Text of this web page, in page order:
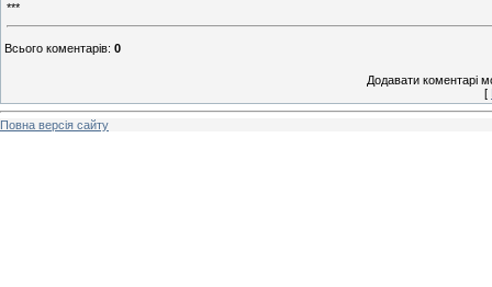
***
Всього коментарів: 0
Додавати коментарі
[
Повна версія сайту